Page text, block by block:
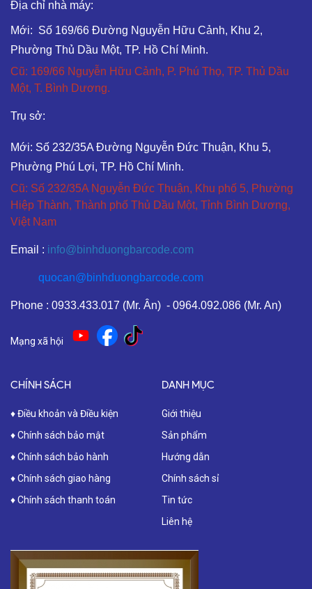
Địa chỉ nhà máy:
Mới: Số 169/66 Đường Nguyễn Hữu Cảnh, Khu 2,
Phường Thủ Dầu Một, TP. Hồ Chí Minh.
Cũ: 169/66 Nguyễn Hữu Cảnh, P. Phú Thọ, TP. Thủ Dầu
Một, T. Bình Dương.
Trụ sở:
Mới: Số 232/35A Đường Nguyễn Đức Thuận, Khu 5,
Phường Phú Lợi, TP. Hồ Chí Minh.
Cũ: Số 232/35A Nguyễn Đức Thuận, Khu phố 5, Phường
Hiệp Thành, Thành phố Thủ Dầu Một, Tỉnh Bình Dương,
Việt Nam
Email : info@binhduongbarcode.com
quocan@binhduongbarcode.com
Phone : 0933.433.017 (Mr. Ân) - 0964.092.086 (Mr. An)
Mạng xã hội
CHÍNH SÁCH
♦ Điều khoản và Điều kiện
♦ Chính sách bảo mật
♦ Chính sách bảo hành
♦ Chính sách giao hàng
♦ Chính sách thanh toán
DANH MỤC
Giới thiệu
Sản phẩm
Hướng dẫn
Chính sách sỉ
Tin tức
Liên hệ